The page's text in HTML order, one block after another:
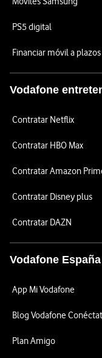
PS5 digital
Financiar móvil a plazos
Vodafone
Contratar Netflix
Contratar HBO Max
Contratar Amazon
Contratar Disney plus
Contratar DAZN
Vodafone España
App Mi Vodafone
Blog Vodafone
Plan Amigo